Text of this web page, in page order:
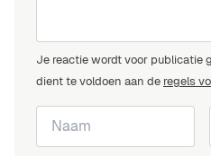
Je reactie wordt voor publicatie
dient te voldoen aan de regels